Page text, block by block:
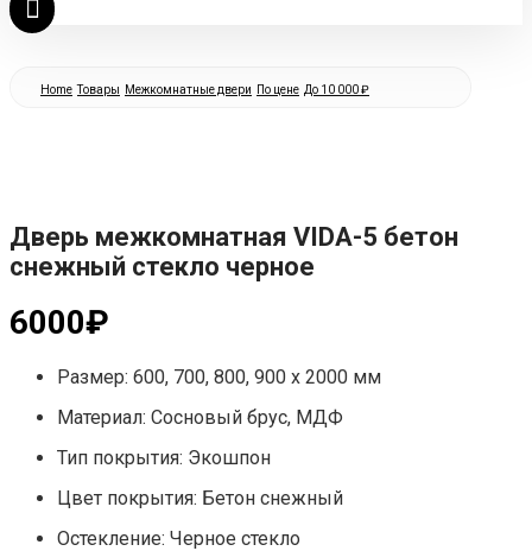
Home Товары Межкомнатные двери По цене До 10 000 ₽
Дверь межкомнатная VIDA-5 бетон
снежный стекло черное
6000₽
Размер: 600, 700, 800, 900 х 2000 мм
Материал: Сосновый брус, МДФ
Тип покрытия: Экошпон
Цвет покрытия: Бетон снежный
Остекление: Черное стекло